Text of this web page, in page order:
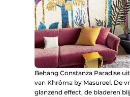
Behang Constanza Paradise
van Khrôma by Masureel. De
glanzend effect, de bladeren